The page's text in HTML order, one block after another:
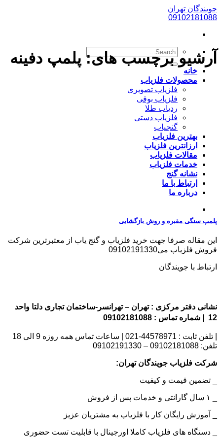
پرش
به
جویندگان تهران
09102181088
خانه
محصولات فلزیاب
فلزیاب تصویری
فلزیاب بوقی
ردیاب طلا
فلزیاب دستی
گنجیاب
بهترین فلزیاب
ارزانترین فلزیاب
مقالات فلزیاب
خدمات فلزیاب
نشانه گنج
ارتباط با ما
درباره ما
آرشیو برچسب های: پلمپ دفینه
پلمپ سنگی مقبره و روش بازگشایی
این مقاله صرفا جهت خرید فلزیاب و گنج یاب از معتبرترین شرکت
فروش فلزیاب می09102191330
ارتباط با جویندگان
نشانی دفتر مرکزی : تهران – تهرانسر-ساختمان تجاری دلتا واحد
12 | شماره تماس : 09102181088
| تلفن ثابت : 44578971-021 | ساعات تماس همه روزه 9 الی 18
تلفن: 09102181088 – 09102191330
شرکت فلزیاب جویندگان تهران:
_ تضمین قیمت و کیفیت
_ آموزش رایگان کار با فلزیاب به مشتریان عزیز
_ دستگاه های فلزیاب کاملا اورجینال با قابلیت تست حضوری